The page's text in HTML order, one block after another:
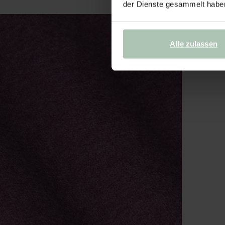
der Dienste gesammelt
Alle zulassen